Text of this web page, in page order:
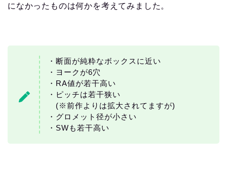
になかったものは何かを考えてみました。
・断面が純粋なボックスに近い
・ヨークが6穴
・RA値が若干高い
・ピッチは若干狭い
(※前作よりは拡大されてますが)
・グロメット径が小さい
・SWも若干高い